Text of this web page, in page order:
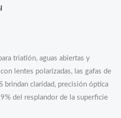
triatlón, aguas abiertas y
lentes polarizadas, las gafas de
brindan claridad, precisión óptica
del resplandor de la superficie